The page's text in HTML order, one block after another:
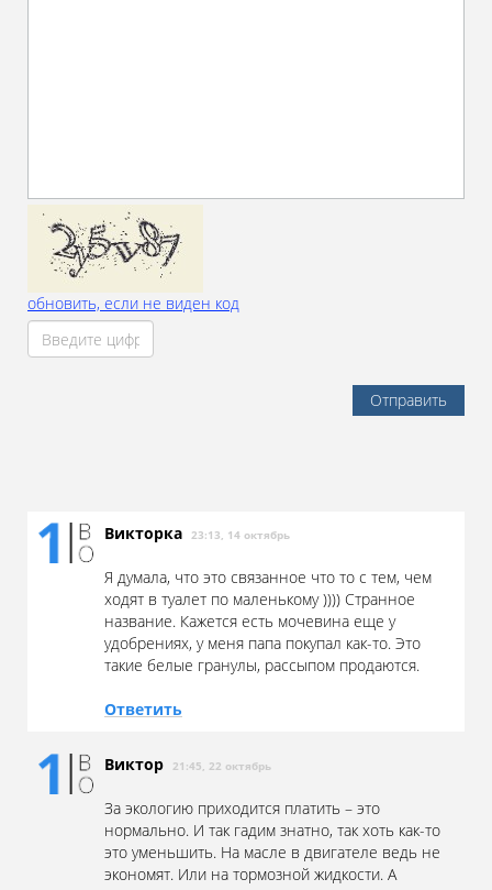
обновить, если не виден код
Отправить
Викторка 23:13, 14 октябрь
Я думала, что это связанное что то с тем, чем
ходят в туалет по маленькому )))) Странное
название. Кажется есть мочевина еще у
удобрениях, у меня папа покупал как-то. Это
такие белые гранулы, рассыпом продаются.
Ответить
Виктор 21:45, 22 октябрь
За экологию приходится платить – это
нормально. И так гадим знатно, так хоть как-то
это уменьшить. На масле в двигателе ведь не
экономят. Или на тормозной жидкости. А